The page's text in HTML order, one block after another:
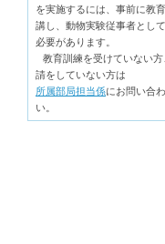
を実施するには、事前に教
講し、動物実験従事者とし
必要があります。
教育訓練を受けていない方
請をしていない方は
所属部局担当係にお問い合
い。